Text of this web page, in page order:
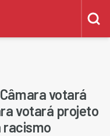
votará
votará projeto
racismo